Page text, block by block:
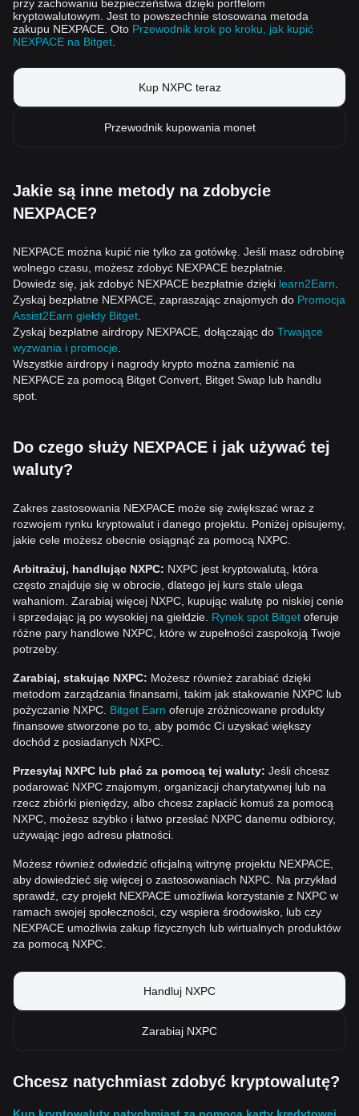
przy zachowaniu bezpieczeństwa dzięki portfelom
kryptowalutowym. Jest to powszechnie stosowana metoda
zakupu NEXPACE. Oto Przewodnik krok po kroku, jak kupić
NEXPACE na Bitget
Kup NXPC teraz
Przewodnik kupowania monet
Jakie są inne metody na zdobycie
NEXPACE?
NEXPACE można kupić nie tylko za gotówkę. Jeśli masz odrobinę
wolnego czasu, możesz zdobyć NEXPACE bezpłatnie.
Dowiedz się, jak zdobyć NEXPACE bezpłatnie dzięki learn2Earn
Zyskaj bezpłatne NEXPACE, zapraszając znajomych do Promocja
Assist2Earn giełdy Bitget
Zyskaj bezpłatne airdropy NEXPACE, dołączając do Trwające
wyzwania i promocje
Wszystkie airdropy i nagrody krypto można zamienić na
NEXPACE za pomocą Bitget Convert, Bitget Swap lub handlu
spot.
Do czego służy NEXPACE i jak używać tej
waluty?
Zakres zastosowania NEXPACE może się zwiększać wraz z
rozwojem rynku kryptowalut i danego projektu. Poniżej opisujemy,
jakie cele możesz obecnie osiągnąć za pomocą NXPC.
Arbitrażuj, handlując NXPC: NXPC jest kryptowalutą, która
często znajduje się w obrocie, dlatego jej kurs stale ulega
wahaniom. Zarabiaj więcej NXPC, kupując walutę po niskiej cenie
i sprzedając ją po wysokiej na giełdzie. Rynek spot Bitget oferuje
różne pary handlowe NXPC, które w zupełności zaspokoją Twoje
potrzeby.
Zarabiaj, stakując NXPC: Możesz również zarabiać dzięki
metodom zarządzania finansami, takim jak stakowanie NXPC lub
pożyczanie NXPC. Bitget Earn oferuje zróżnicowane produkty
finansowe stworzone po to, aby pomóc Ci uzyskać większy
dochód z posiadanych NXPC.
Przesyłaj NXPC lub płać za pomocą tej waluty: Jeśli chcesz
podarować NXPC znajomym, organizacji charytatywnej lub na
rzecz zbiórki pieniędzy, albo chcesz zapłacić komuś za pomocą
NXPC, możesz szybko i łatwo przesłać NXPC danemu odbiorcy,
używając jego adresu płatności.
Możesz również odwiedzić oficjalną witrynę projektu NEXPACE,
aby dowiedzieć się więcej o zastosowaniach NXPC. Na przykład
sprawdź, czy projekt NEXPACE umożliwia korzystanie z NXPC w
ramach swojej społeczności, czy wspiera środowisko, lub czy
NEXPACE umożliwia zakup fizycznych lub wirtualnych produktów
za pomocą NXPC.
Handluj NXPC
Zarabiaj NXPC
Chcesz natychmiast zdobyć kryptowalutę?